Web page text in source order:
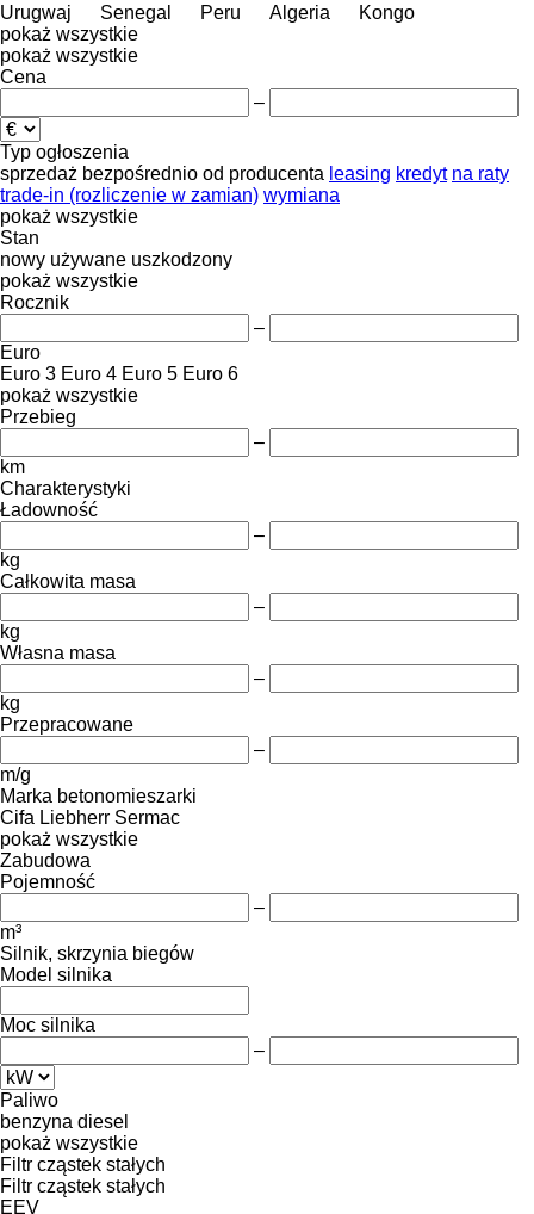
Urugwaj
Senegal Peru Algeria
Kongo
pokaż wszystkie
pokaż wszystkie
Cena
–
Typ ogłoszenia
sprzedaż bezpośrednio od producenta leasing kredyt na raty
trade-in (rozliczenie w zamian) wymiana
pokaż wszystkie
Stan
nowy używane uszkodzony
pokaż wszystkie
Rocznik
–
Euro
Euro 3 Euro 4 Euro 5 Euro 6
pokaż wszystkie
Przebieg
–
km
Charakterystyki
Ładowność
–
kg
Całkowita masa
–
kg
Własna masa
–
kg
Przepracowane
–
m/g
Marka betonomieszarki
Cifa Liebherr Sermac
pokaż wszystkie
Zabudowa
Pojemność
–
m³
Silnik, skrzynia biegów
Model silnika
Moc silnika
–
Paliwo
benzyna diesel
pokaż wszystkie
Filtr cząstek stałych
Filtr cząstek stałych
EEV